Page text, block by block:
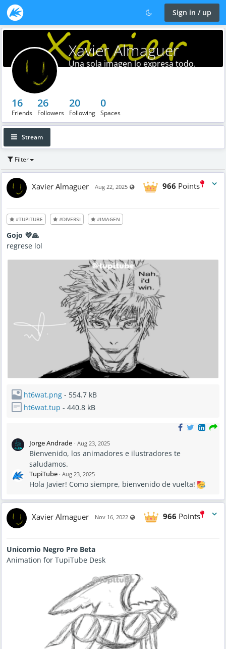
Sign in / up
Xavier Almaguer
Una sola imagen lo expresa todo.
16
Friends
26
Followers
20
Following
0
Spaces
Stream
Filter
Xavier Almaguer Aug 22, 2025 Visible also to unregistered users
966 Points
#TUPITUBE #DIVERSI #IMAGEN
Gojo 💜🙏
regrese lol
ht6wat.png - 554.7 kB
ht6wat.tup - 440.8 kB
Jorge Andrade · Aug 23, 2025
Bienvenido, los animadores e ilustradores te
saludamos.
TupiTube · Aug 23, 2025
Hola Javier! Como siempre, bienvenido de vuelta!
Xavier Almaguer Nov 16, 2022 Visible also to unregistered users
966 Points
Unicornio Negro Pre Beta
Animation for TupiTube Desk